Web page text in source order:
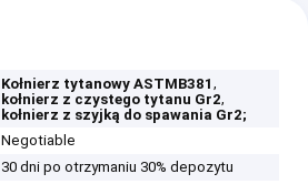
Kołnierz tytanowy ASTMB381,
kołnierz z czystego tytanu Gr2,
kołnierz z szyjką do spawania Gr2;
Negotiable
30 dni po otrzymaniu 30% depozytu